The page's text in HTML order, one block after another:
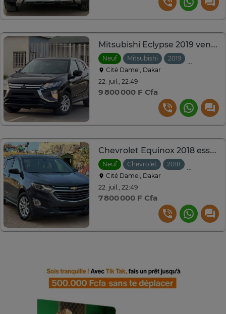
Mitsubishi Eclypse 2019 venant 1.5L essence automatique
Neuf Mitsubishi 2019
Cité Damel, Dakar
22. juil., 22:49
9 800 000 F Cfa
Chevrolet Equinox 2018 essence 1.5L
Neuf Chevrolet 2018
Cité Damel, Dakar
22. juil., 22:49
7 800 000 F Cfa